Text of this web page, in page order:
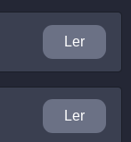
Ler
Ler